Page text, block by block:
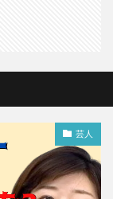
芸人